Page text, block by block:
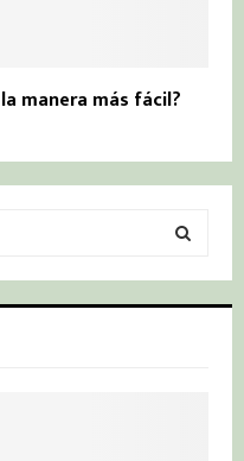
manera más fácil?
S